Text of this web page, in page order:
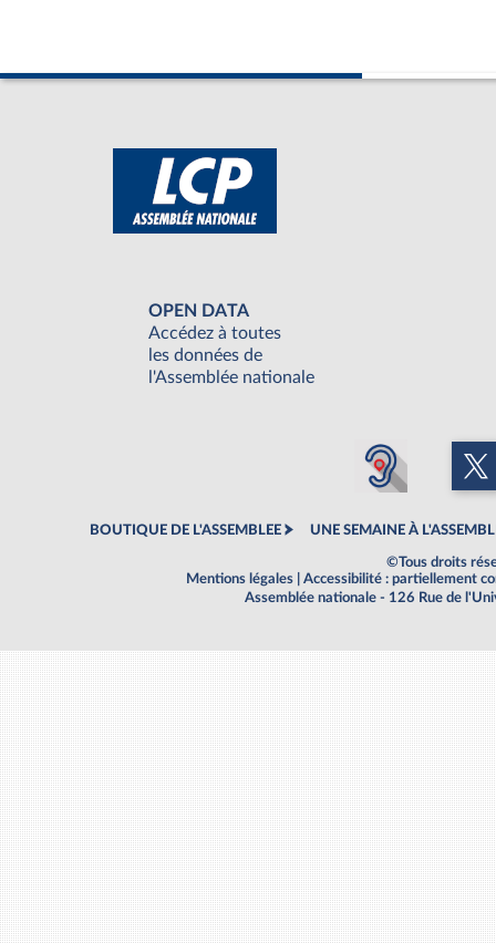
OPEN DATA
Accédez à toutes
les données de
l'Assemblée nationale
BOUTIQUE DE L'ASSEMBLEE UNE SEMAINE À
©Tous droits
Mentions légales
Accessibilité : partiellement
Assemblée nationale - 126 Rue de